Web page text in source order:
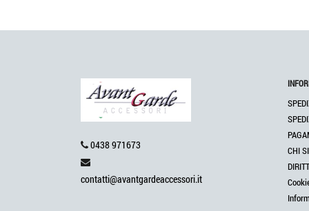
0438 971673
contatti@avantgardeaccessori.it
CHI